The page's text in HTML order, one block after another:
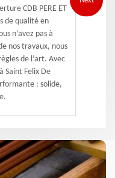
CDB PERE ET
de qualité en
n’avez pas à
nos travaux, nous
de l’art. Avec
Saint Felix De
: solide,